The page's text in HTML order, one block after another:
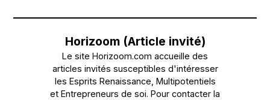
Horizoom (Article invité)
Le site Horizoom.com accueille des
articles invités susceptibles d'intéresser
les Esprits Renaissance, Multipotentiels
et Entrepreneurs de soi. Pour contacter la